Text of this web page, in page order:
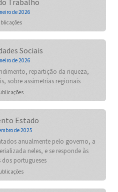
Trabalho
de 2026
Sociais
de 2026
repartição da riqueza,
sobre assimetrias regionais
Estado
de 2025
anualmente pelo governo, a
neles, e se responde às
dos portugueses